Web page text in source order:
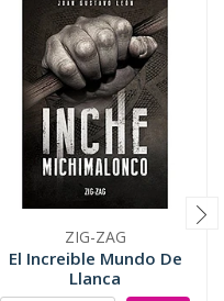
ZIG-ZAG
El Increible Mundo De
Llanca